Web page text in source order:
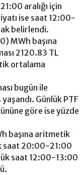
aralığı için
ise saat 12:00-
belirlendi.
MWh başına
2120.83 TL
ortalama
bugün ile
Günlük PTF
göre ise yüzde
başına aritmetik
saat 20:00-21:00
saat 12:00-13:00